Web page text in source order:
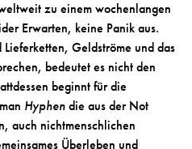
zu einem wochenlangen
Erwarten, keine Panik aus.
Geldströme und das
bedeutet es nicht den
beginnt für die
Hyphen die aus der Not
auch nichtmenschlichen
Überleben und